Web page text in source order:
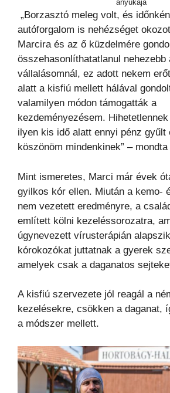
anyukája
„Borzasztó meleg volt, és
autóforgalom is nehézséget
Marcira és az ő küzdelmére
összehasonlíthatatlanul nehezebb
vállalásomnál, ez adott nekem
alatt a kisfiú mellett hálával
valamilyen módon támogatták a
kezdeményezésem.
ilyen kis idő alatt ennyi pénz gyűlt
köszönöm mindenkinek” –
Mint ismeretes, Marci már évek
gyilkos kór ellen. Miután a kemo-
nem vezetett eredményre, a
említett kölni kezeléssorozatra,
úgynevezett vírusterápián
kórokozókat juttatnak a gyerek
amelyek csak a daganatos
A kisfiú szervezete jól reagál a
kezelésekre, csökken a daganat,
a módszer mellett.